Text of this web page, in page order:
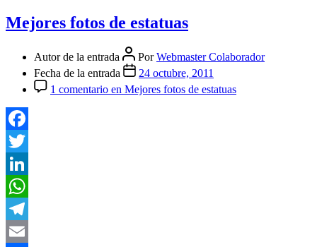
Mejores fotos de estatuas
Autor de la entrada PorWebmaster Colaborador
Fecha de la entrada
24 octubre, 2011
1 comentario en Mejores fotos de estatuas
Facebook
Twitter
LinkedIn
WhatsApp
Telegram